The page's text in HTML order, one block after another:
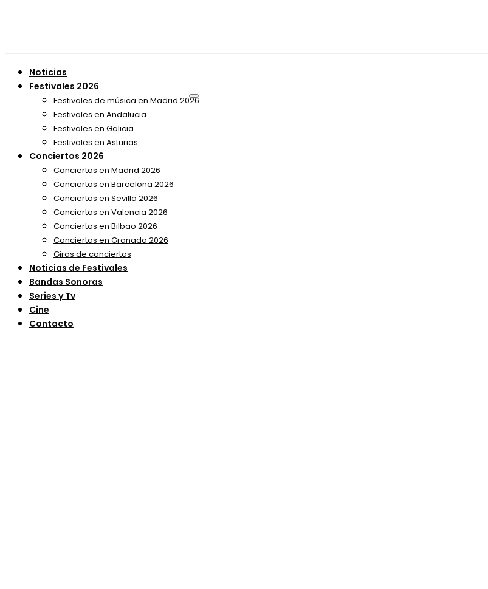
Noticias
Festivales 2026
Festivales de música en Madrid 2026
Festivales en Andalucia
Festivales en Galicia
Festivales en Asturias
Conciertos 2026
Conciertos en Madrid 2026
Conciertos en Barcelona 2026
Conciertos en Sevilla 2026
Conciertos en Valencia 2026
Conciertos en Bilbao 2026
Conciertos en Granada 2026
Giras de conciertos
Noticias de Festivales
Bandas Sonoras
Series y Tv
Cine
Contacto